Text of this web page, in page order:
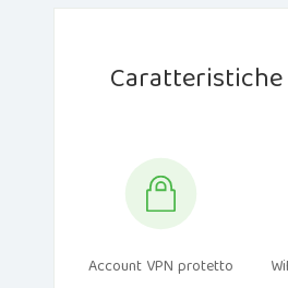
Caratteristiche
Account VPN protetto